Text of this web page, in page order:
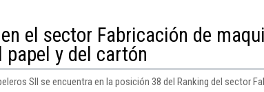
en el sector Fabricación de
papel y del cartón
Sll se encuentra en la posición 38 del Ranking del sector